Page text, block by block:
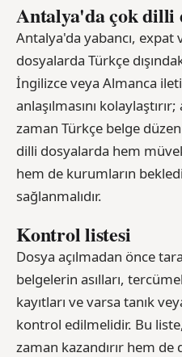
Antalya'da çok dilli
Antalya'da yabancı, expat
dosyalarda Türkçe
İngilizce veya Almanca
anlaşılmasını
zaman Türkçe belge
dilli dosyalarda hem
hem de kurumların
sağlanmalıdır.
Kontrol listesi
Dosya açılmadan önce
belgelerin asılları,
kayıtları ve varsa tanık
kontrol edilmelidir. Bu
zaman kazandırır hem